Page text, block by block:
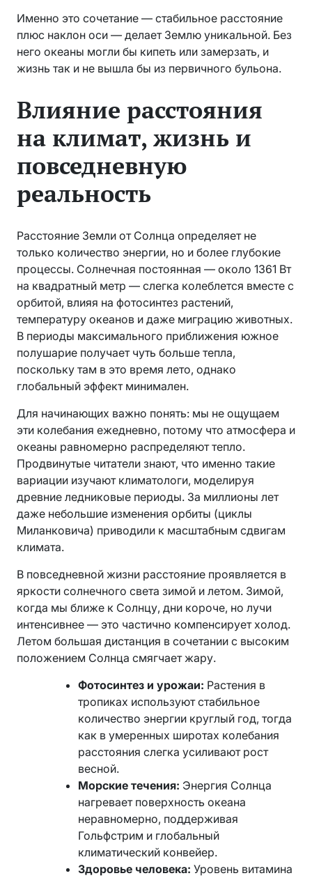
Именно это сочетание — стабильное расстояние
плюс наклон оси — делает Землю уникальной. Без
него океаны могли бы кипеть или замерзать, и
жизнь так и не вышла бы из первичного бульона.
Влияние расстояния
на климат, жизнь и
повседневную
реальность
Расстояние Земли от Солнца определяет не
только количество энергии, но и более глубокие
процессы. Солнечная постоянная — около 1361 Вт
на квадратный метр — слегка колеблется вместе с
орбитой, влияя на фотосинтез растений,
температуру океанов и даже миграцию животных.
В периоды максимального приближения южное
полушарие получает чуть больше тепла,
поскольку там в это время лето, однако
глобальный эффект минимален.
Для начинающих важно понять: мы не ощущаем
эти колебания ежедневно, потому что атмосфера и
океаны равномерно распределяют тепло.
Продвинутые читатели знают, что именно такие
вариации изучают климатологи, моделируя
древние ледниковые периоды. За миллионы лет
даже небольшие изменения орбиты (циклы
Миланковича) приводили к масштабным сдвигам
климата.
В повседневной жизни расстояние проявляется в
яркости солнечного света зимой и летом. Зимой,
когда мы ближе к Солнцу, дни короче, но лучи
интенсивнее — это частично компенсирует холод.
Летом большая дистанция в сочетании с высоким
положением Солнца смягчает жару.
Фотосинтез и урожаи: Растения в
тропиках используют стабильное
количество энергии круглый год, тогда
как в умеренных широтах колебания
расстояния слегка усиливают рост
весной.
Морские течения: Энергия Солнца
нагревает поверхность океана
неравномерно, поддерживая
Гольфстрим и глобальный
климатический конвейер.
Здоровье человека: Уровень витамина